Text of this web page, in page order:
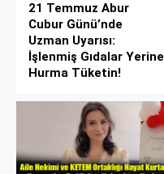
21 Temmuz Abur
Cubur Günü’nde
Uzman Uyarısı:
İşlenmiş Gıdalar Yerine
Hurma Tüketin!